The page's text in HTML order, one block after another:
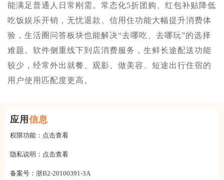
能满足普通人日常刚需。常态化5折团购、红包补贴降低
吃饭娱乐开销，无忧退款、信用住功能大幅提升消费体
验，生活圈问答板块也能解决“去哪吃、去哪玩”的选择
难题。软件侧重线下到店消费服务，生鲜长途配送功能
较少，经常外出就餐、观影、做美容、短途出行住宿的
用户使用匹配度更高。
应用 信息
权限功能： 点击查看
隐私说明： 点击查看
备案号： 浙B2-20100391-3A